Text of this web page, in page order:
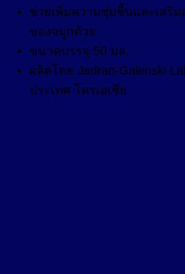
ช่วยเพิ่มความชุ่มชื้นและเสริ
ของจมูกด้วย
ขนาดบรรจุ 50 มล.
ผลิตโดย Jadran-Galenski
ประเทศ โครเอเชีย